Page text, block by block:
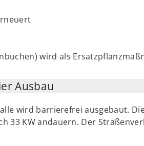
wird als
Ausbau
wird barrierefrei ausgebaut.
33 KW andauern. Der